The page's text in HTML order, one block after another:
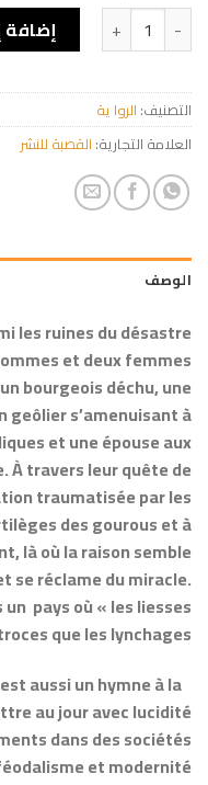
كمية les Hirondelles de Kaboul إضافة
التصنيف: الروا ية
العلامة التجارية: القصبة للنشر
الوصف
les ruines du désastre
et deux femmes
bourgeois déchu, une
geôlier s’amenuisant à
et une épouse aux
À travers leur quête de
traumatisée par les
des gourous et à
là où la raison semble
se réclame du miracle.
pays où « les liesses
que les lynchages » ?
aussi un hymne à la
au jour avec lucidité
dans des sociétés
et modernité.